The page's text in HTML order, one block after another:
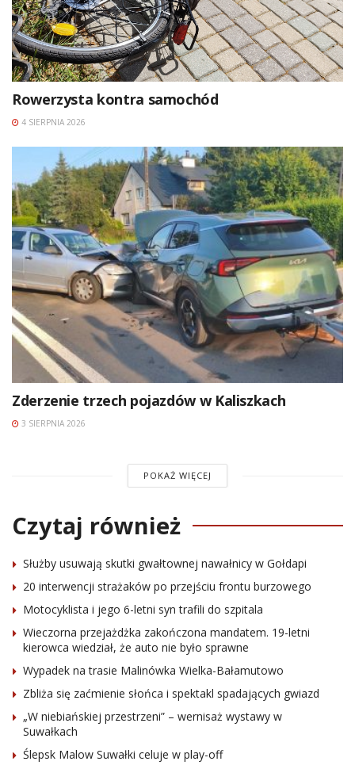
Rowerzysta kontra samochód
4 SIERPNIA 2026
Zderzenie trzech pojazdów w Kaliszkach
3 SIERPNIA 2026
POKAŻ WIĘCEJ
Czytaj również
Służby usuwają skutki gwałtownej nawałnicy w Gołdapi
20 interwencji strażaków po przejściu frontu burzowego
Motocyklista i jego 6-letni syn trafili do szpitala
Wieczorna przejażdżka zakończona mandatem. 19-letni
kierowca wiedział, że auto nie było sprawne
Wypadek na trasie Malinówka Wielka-Bałamutowo
Zbliża się zaćmienie słońca i spektakl spadających gwiazd
„W niebiańskiej przestrzeni” – wernisaż wystawy w
Suwałkach
Ślepsk Malow Suwałki celuje w play-off